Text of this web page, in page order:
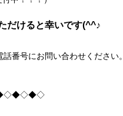
だけると幸いです(^^♪
番号にお問い合わせください。